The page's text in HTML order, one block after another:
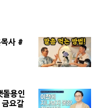
사 #
돌용인
요갈